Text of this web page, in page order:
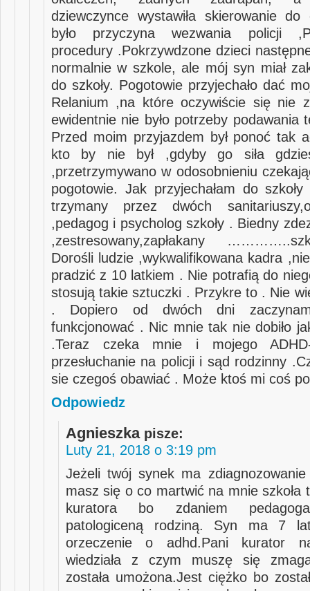
dziewczynce wystawiła skierowanie
było przyczyna wezwania policji
procedury .Pokrzywdzone dzieci
normalnie w szkole, ale mój syn miał
do szkoły. Pogotowie przyjechało dać
Relanium ,na które oczywiście się nie
ewidentnie nie było potrzeby podawania
Przed moim przyjazdem był ponoć tak
kto by nie był ,gdyby go siła
,przetrzymywano w odosobnieniu
pogotowie. Jak przyjechałam do
trzymany przez dwóch
,pedagog i psycholog szkoły . Biedny
,zestresowany,zapłakany
Dorośli ludzie ,wykwalifikowana kadra
pradzić z 10 latkiem . Nie potrafią do
stosują takie sztuczki . Przykre to . Nie
. Dopiero od dwóch dni
funkcjonować . Nic mnie tak nie dobiło
.Teraz czeka mnie i mojego
przesłuchanie na policji i sąd rodzinny
sie czegoś obawiać . Może ktoś mi coś
Odpowiedz
Agnieszka pisze:
Luty 21, 2018 o 3:19 pm
Jeżeli twój synek ma
masz się o co martwić na mnie szkoła
kuratora bo zdaniem
patologiceną rodziną. Syn ma 7
orzeczenie o adhd.Pani kurator
wiedziała z czym muszę się
została umożona.Jest ciężko bo